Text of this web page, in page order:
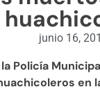
junio 16,
Policía
en